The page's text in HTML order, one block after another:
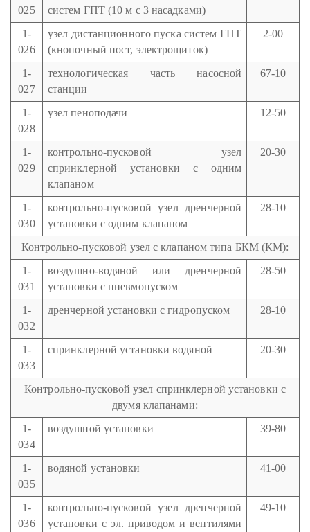
025
систем ГПТ (10 м с 3 насадками)
1-
026
узел дистанционного пуска систем ГПТ
(кнопочный пост, электрощиток)
2-00
1-
027
технологическая часть насосной
станции
67-10
1-
028
узел пеноподачи 12-50
1-
029
контрольно-пусковой узел
спринклерной установки с одним
клапаном
20-30
1-
030
контрольно-пусковой узел дренчерной
установки с одним клапаном
28-10
Контрольно-пусковой узел с клапаном типа БКМ (КМ):
1-
031
воздушно-водяной или дренчерной
установки с пневмопуском
28-50
1-
032
дренчерной установки с гидропуском 28-10
1-
033
спринклерной установки водяной 20-30
Контрольно-пусковой узел спринклерной установки с
двумя клапанами:
1-
034
воздушной установки 39-80
1-
035
водяной установки 41-00
1-
036
контрольно-пусковой узел дренчерной
установки с эл. приводом и вентилями
49-10